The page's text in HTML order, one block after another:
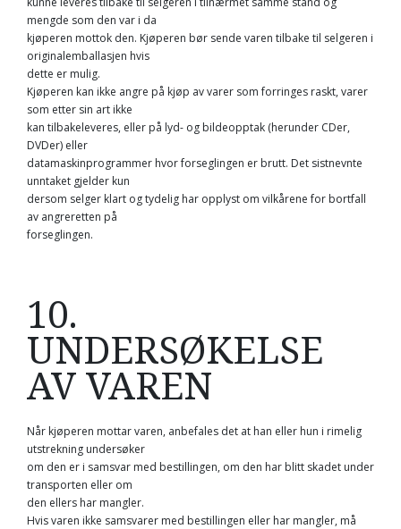
mengde som den var i da
kjøperen mottok den. Kjøperen bør sende varen tilbake til selgeren i
originalemballasjen hvis
dette er mulig.
Kjøperen kan ikke angre på kjøp av varer som forringes raskt, varer
som etter sin art ikke
kan tilbakeleveres, eller på lyd- og bildeopptak (herunder CDer,
DVDer) eller
datamaskinprogrammer hvor forseglingen er brutt. Det sistnevnte
unntaket gjelder kun
dersom selger klart og tydelig har opplyst om vilkårene for bortfall
av angreretten på
forseglingen.
10.
UNDERSØKELSE
AV VAREN
Når kjøperen mottar varen, anbefales det at han eller hun i rimelig
utstrekning undersøker
om den er i samsvar med bestillingen, om den har blitt skadet under
transporten eller om
den ellers har mangler.
Hvis varen ikke samsvarer med bestillingen eller har mangler, må